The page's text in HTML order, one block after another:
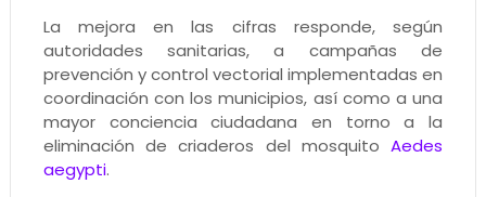
La mejora en las cifras responde, según
autoridades sanitarias, a campañas de
prevención y control vectorial implementadas en
coordinación con los municipios, así como a una
mayor conciencia ciudadana en torno a la
eliminación de criaderos del mosquitoAedes
aegypti.